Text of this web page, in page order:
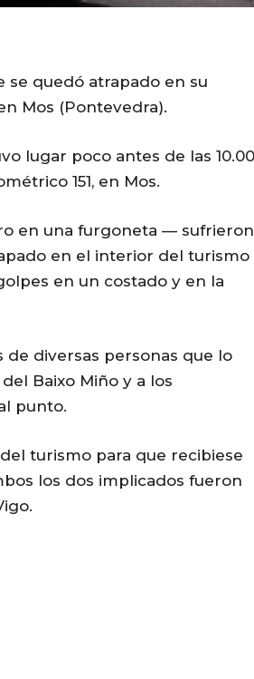
se quedó atrapado en su
Mos (Pontevedra).
lugar poco antes de las 10.00
151, en Mos.
en una furgoneta — sufrieron
en el interior del turismo
en un costado y en la
de diversas personas que lo
Baixo Miño y a los
punto.
turismo para que recibiese
los dos implicados fueron